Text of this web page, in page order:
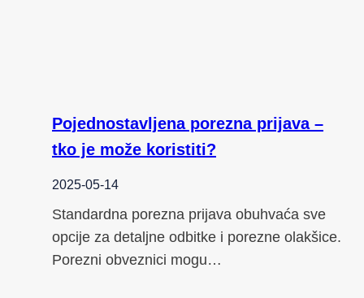
Pojednostavljena porezna prijava –
tko je može koristiti?
2025-05-14
Standardna porezna prijava obuhvaća sve
opcije za detaljne odbitke i porezne olakšice.
Porezni obveznici mogu…